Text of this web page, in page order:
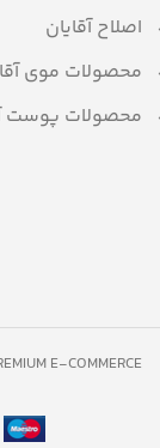
اصلاح آقایان
محصولات موی
محصولات پوست
E-COMMERCE